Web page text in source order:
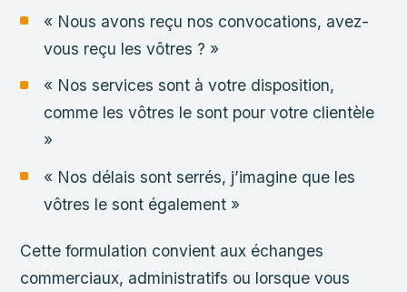
« Nous avons reçu nos convocations, avez-
vous reçu les vôtres ? »
« Nos services sont à votre disposition,
comme les vôtres le sont pour votre clientèle
»
« Nos délais sont serrés, j’imagine que les
vôtres le sont également »
Cette formulation convient aux échanges
commerciaux, administratifs ou lorsque vous